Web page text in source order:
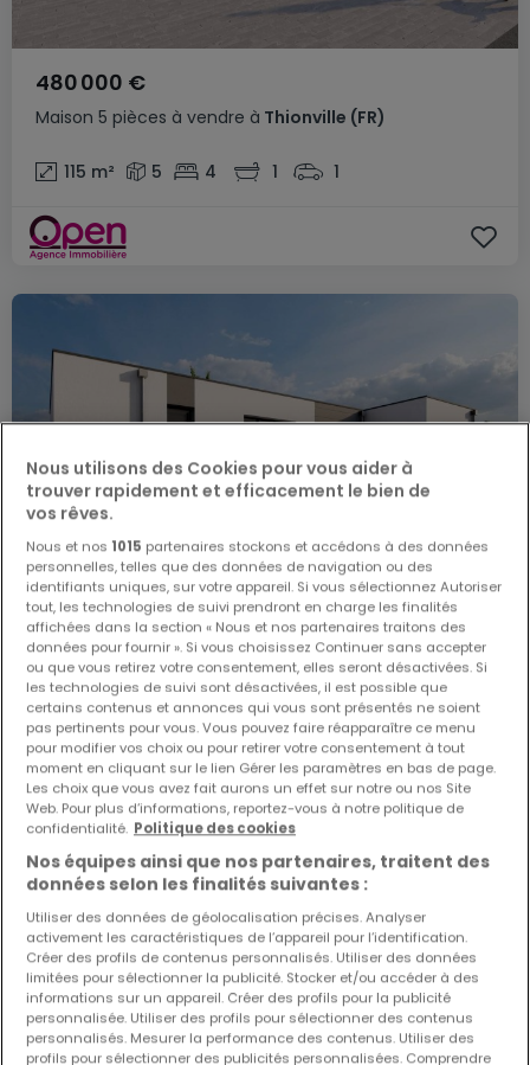
Maison 5 pièces à vendre à Thionville (FR)
480 000 €
115 m² 5 4 1 1
Maison 5 pièces à vendre àThionville(FR)
460 000 €
123 m² 5 4 1 1
Nous utilisons des Cookies pour vous aider à
trouver rapidement et efficacement le bien de
vos rêves.
Nous et nos 1015 partenaires stockons et accédons à des données
personnelles, telles que des données de navigation ou des
identifiants uniques, sur votre appareil. Si vous sélectionnez Autoriser
tout, les technologies de suivi prendront en charge les finalités
affichées dans la section « Nous et nos partenaires traitons des
données pour fournir ». Si vous choisissez Continuer sans accepter
ou que vous retirez votre consentement, elles seront désactivées. Si
les technologies de suivi sont désactivées, il est possible que
certains contenus et annonces qui vous sont présentés ne soient
pas pertinents pour vous. Vous pouvez faire réapparaître ce menu
pour modifier vos choix ou pour retirer votre consentement à tout
moment en cliquant sur le lien Gérer les paramètres en bas de page.
Les choix que vous avez fait aurons un effet sur notre ou nos Site
Web. Pour plus d’informations, reportez-vous à notre politique de
confidentialité. Politique des cookies
Nos équipes ainsi que nos partenaires, traitent des
données selon les finalités suivantes :
Utiliser des données de géolocalisation précises. Analyser
activement les caractéristiques de l’appareil pour l’identification.
Créer des profils de contenus personnalisés. Utiliser des données
limitées pour sélectionner la publicité. Stocker et/ou accéder à des
informations sur un appareil. Créer des profils pour la publicité
personnalisée. Utiliser des profils pour sélectionner des contenus
personnalisés. Mesurer la performance des contenus. Utiliser des
profils pour sélectionner des publicités personnalisées. Comprendre